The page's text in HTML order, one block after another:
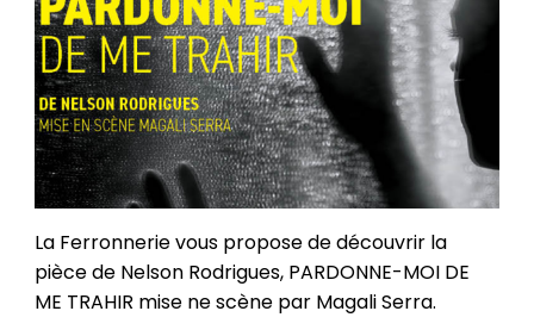
La Ferronnerie vous propose de découvrir la
pièce de Nelson Rodrigues, PARDONNE-MOI DE
ME TRAHIR mise ne scène par Magali Serra.